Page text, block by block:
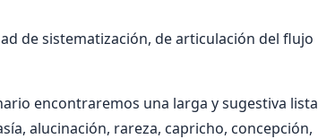
de sistematización, de articulación del flujo
encontraremos una larga y sugestiva lista
alucinación, rareza, capricho, concepción,